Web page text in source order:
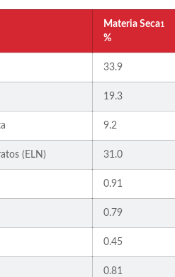
Materia Seca1
%
33.9
19.3
9.2
(ELN) 31.0
0.91
0.79
0.45
0.81